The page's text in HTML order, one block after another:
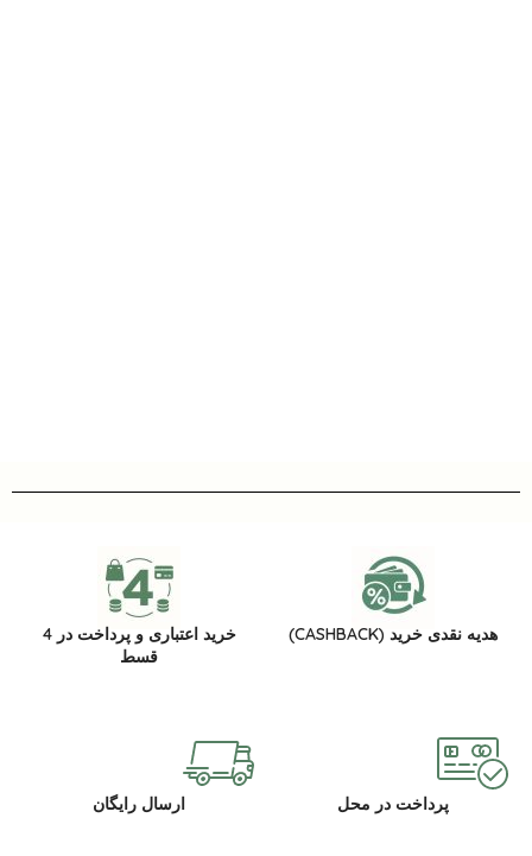
هدیه نقدی خرید (CASHBACK)
خرید اعتباری و پرداخت در 4
قسط
پرداخت در محل ارسال رایگان